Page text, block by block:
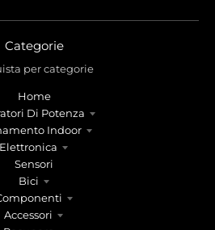
Categorie
per categorie
Home
Di Potenza
Indoor
Elettronica
Sensori
Bici
Accessori